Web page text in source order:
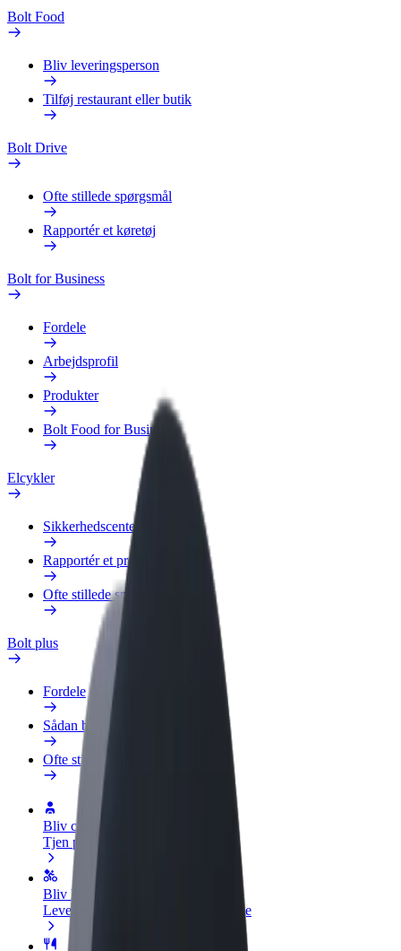
Bolt Food
Bliv leveringsperson
Tilføj restaurant eller butik
Bolt Drive
Ofte stillede spørgsmål
Rapportér et køretøj
Bolt for Business
Fordele
Arbejdsprofil
Produkter
Bolt Food for Business
Elcykler
Sikkerhedscenter
Rapportér et problem
Ofte stillede spørgsmål
Bolt plus
Fordele
Sådan bliver du medlem
Ofte stillede spørgsmål
Bliv chauffør
Tjen penge på dine vilkår
Bliv leveringsperson
Lever mad og få udbetaling hver uge